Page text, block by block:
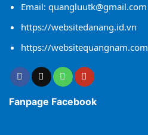
Email: quangluutk@gmail.com
https://websitedanang.id.vn
https://websitequangnam.com
Fanpage Facebook